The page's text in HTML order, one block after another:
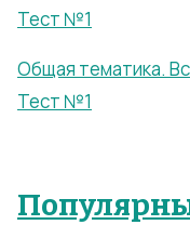
Тест №1
Общая тематика.
Тест №1